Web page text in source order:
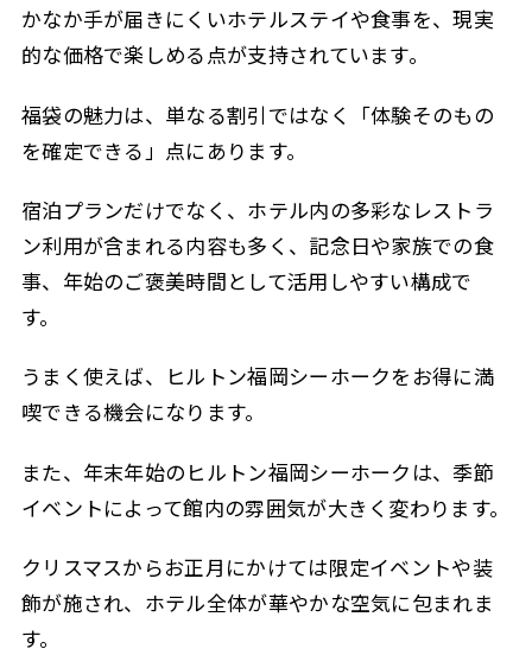
かなか手が届きにくいホテルステイや食事を、現実
的な価格で楽しめる点が支持されています。
福袋の魅力は、単なる割引ではなく「体験そのもの
を確定できる」点にあります。
宿泊プランだけでなく、ホテル内の多彩なレストラ
ン利用が含まれる内容も多く、記念日や家族での食
事、年始のご褒美時間として活用しやすい構成で
す。
うまく使えば、ヒルトン福岡シーホークをお得に満
喫できる機会になります。
また、年末年始のヒルトン福岡シーホークは、季節
イベントによって館内の雰囲気が大きく変わります。
クリスマスからお正月にかけては限定イベントや装
飾が施され、ホテル全体が華やかな空気に包まれま
す。